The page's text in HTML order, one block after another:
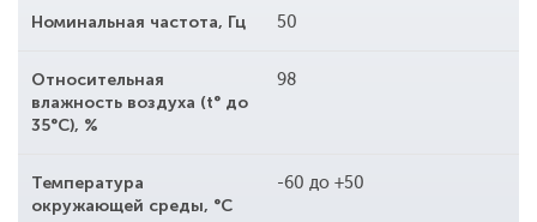
Номинальная частота, Гц 50
Относительная
влажность воздуха (t° до
35°С), %
98
Температура
окружающей среды, °С
-60 до +50